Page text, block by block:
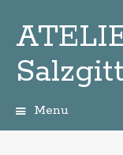
Menu